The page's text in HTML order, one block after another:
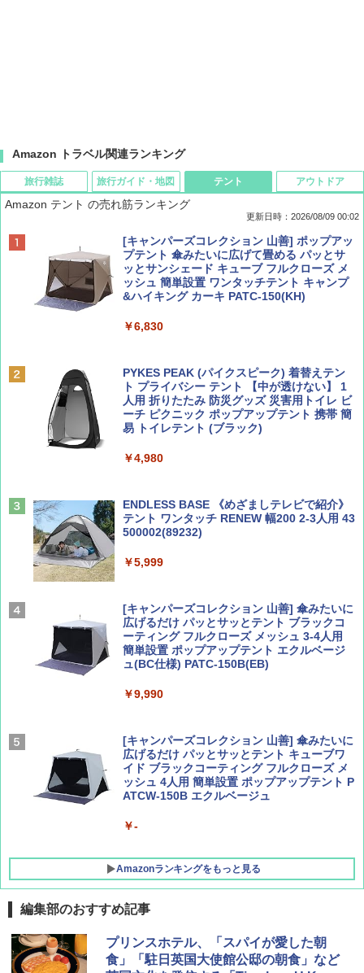
Amazon トラベル関連ランキング
旅行雑誌
BE-PAL(ビ-パル) 2026年 9 月号【特別付録:
SOTO ミニマル"旅"財布 ランダム2種】
￥1,500
￥713
AIRLINE（エアライン）2026年9月号【特
集】ボーイング110周年を祝して！
￥1,760
旅行ガイド・地図
D40 地球の歩き方 チェンマイ タイ北部の魅
力的な町 2026～2027 地球の歩き方D アジア
￥2,079
￥2,695
球の歩き方A ヨーロッパ
ァキア 2026～2027 地球の歩き方A ヨーロッ
￥2,277
新しい日本地理 地図・統計・移動から読み
解く (講談社現代新書)
￥1,540
テント
Amazon テント の売れ筋ランキング
更新日時：2026/08/09 00:02
[キャンパーズコレクション 山善] ポップアッ
プテント 傘みたいに広げて畳める パッとサ
ッとサンシェード キューブ フルクローズ メ
ッシュ 簡単設置 ワンタッチテント キャンプ
&ハイキング カーキ PATC-150(KH)
￥6,830
PYKES PEAK (パイクスピーク) 着替えテン
ト プライバシー テント 【中が透けない】 1
人用 折りたたみ 防災グッズ 災害用トイレ ビ
ーチ ピクニック ポップアップテント 携帯 簡
易 トイレテント (ブラック)
￥4,980
ENDLESS BASE 《めざましテレビで紹介》
テント ワンタッチ RENEW 幅200 2-3人用 43
500002(89232)
￥5,999
[キャンパーズコレクション 山善] 傘みたいに
広げるだけ パッとサッとテント ブラックコ
ーティング フルクローズ メッシュ 3-4人用
簡単設置 ポップアップテント エクルベージ
ュ(BC仕様) PATC-150B(EB)
￥9,990
[キャンパーズコレクション 山善] 傘みたいに
広げるだけ パッとサッとテント キューブワ
イド ブラックコーティング フルクローズ メ
ッシュ 4人用 簡単設置 ポップアップテント P
ATCW-150B エクルベージュ
￥-
Amazonランキングをもっと見る
アウトドア
DEWEL パラソル 大型 ビーチ アウトドアパ
ラソル ガーデン サイトシート付 折りたたみ
防水 UVカット 4段階高さ調整 軽量 収納袋付
編集部のおすすめ記事
プリンスホテル、「スパイが愛した朝
食」「駐日英国大使館公邸の朝食」など